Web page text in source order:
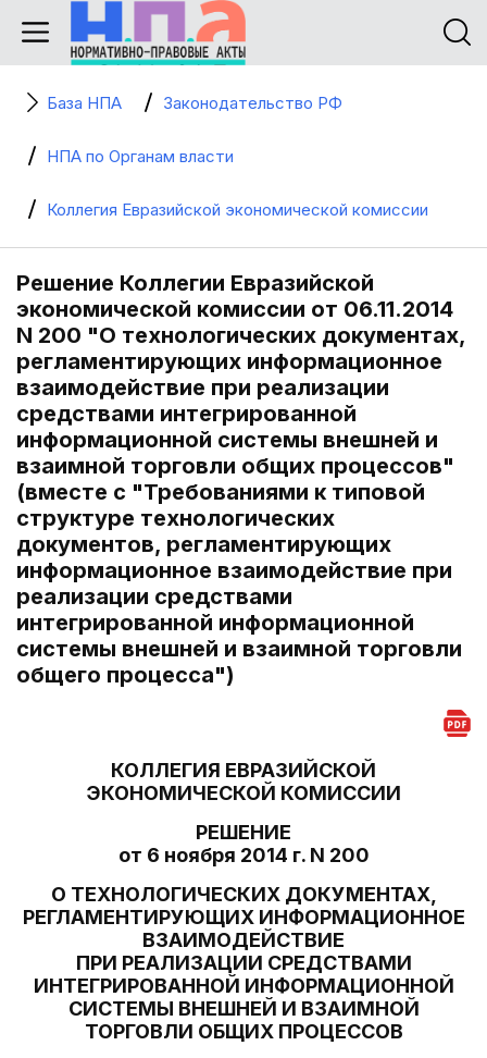
База НПА Законодательство РФ
НПА по Органам власти
Коллегия Евразийской экономической комиссии
Решение Коллегии Евразийской
экономической комиссии от 06.11.2014
N 200 "О технологических документах,
регламентирующих информационное
взаимодействие при реализации
средствами интегрированной
информационной системы внешней и
взаимной торговли общих процессов"
(вместе с "Требованиями к типовой
структуре технологических
документов, регламентирующих
информационное взаимодействие при
реализации средствами
интегрированной информационной
системы внешней и взаимной торговли
общего процесса")
КОЛЛЕГИЯ ЕВРАЗИЙСКОЙ
ЭКОНОМИЧЕСКОЙ КОМИССИИ
РЕШЕНИЕ
от 6 ноября 2014 г. N 200
О ТЕХНОЛОГИЧЕСКИХ ДОКУМЕНТАХ,
РЕГЛАМЕНТИРУЮЩИХ ИНФОРМАЦИОННОЕ
ВЗАИМОДЕЙСТВИЕ
ПРИ РЕАЛИЗАЦИИ СРЕДСТВАМИ
ИНТЕГРИРОВАННОЙ ИНФОРМАЦИОННОЙ
СИСТЕМЫ ВНЕШНЕЙ И ВЗАИМНОЙ
ТОРГОВЛИ ОБЩИХ ПРОЦЕССОВ